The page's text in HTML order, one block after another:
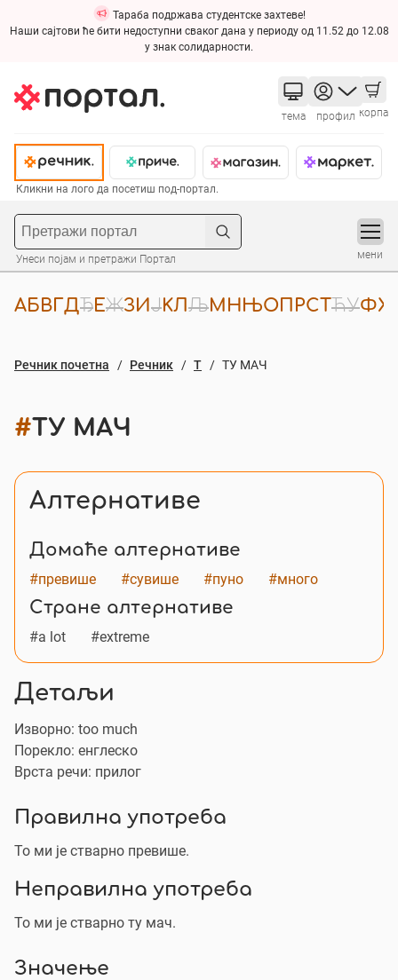
Тараба подржава студентске захтеве!
Наши сајтови ће бити недоступни сваког дана у периоду од 11.52 до 12.08
у знак солидарности.
тема профил корпа
Кликни на лого да посетиш под-портал.
Унеси појам и претражи Портал мени
АБВГ ДЂЕЖЗИЈКЛЉМНЊОПРС Т ЋУФХ
Речник почетна Речник Т ТУ МАЧ
# ТУ МАЧ
Алтернативе
Домаће алтернативе
#превише #сувише #пуно #много
Стране алтернативе
#a lot #extreme
Детаљи
Изворно: toо much
Порекло: енглеско
Врста речи: прилог
Правилна употреба
То ми је стварно превише.
Неправилна употреба
То ми је стварно ту мач.
Значење